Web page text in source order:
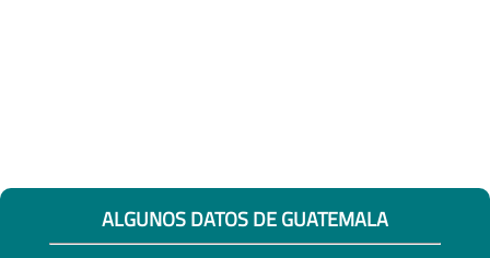
ALGUNOS DATOS DE GUATEMALA